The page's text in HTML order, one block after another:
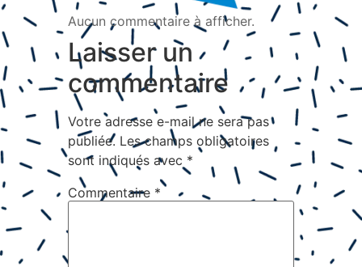
Aucun commentaire à afficher.
Laisser un
commentaire
Votre adresse e-mail ne sera pas
publiée. Les champs obligatoires
sont indiqués avec *
Commentaire *